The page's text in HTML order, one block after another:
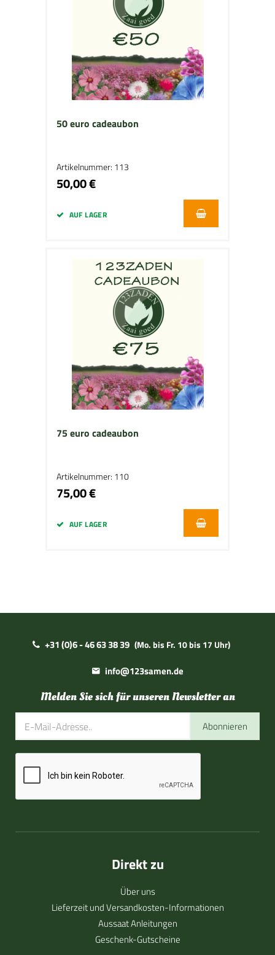
50 euro cadeaubon
Artikelnummer: 113
50,00 €
AUF LAGER
75 euro cadeaubon
Artikelnummer: 110
75,00 €
AUF LAGER
+31 (0)6 - 46 63 38 39 (Mo. bis Fr. 10 bis 17 Uhr)
info@123samen.de
Melden Sie sich für unseren Newsletter an
Abonnieren
Direkt zu
Über uns
Lieferzeit und Versandkosten-Informationen
Aussaat Anleitungen
Geschenk-Gutscheine